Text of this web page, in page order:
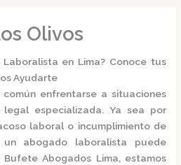
Olivos
en Lima? Conoce tus
Ayudarte
enfrentarse a situaciones
especializada. Ya sea por
laboral o incumplimiento de
un abogado laboralista puede
Bufete Abogados Lima, estamos